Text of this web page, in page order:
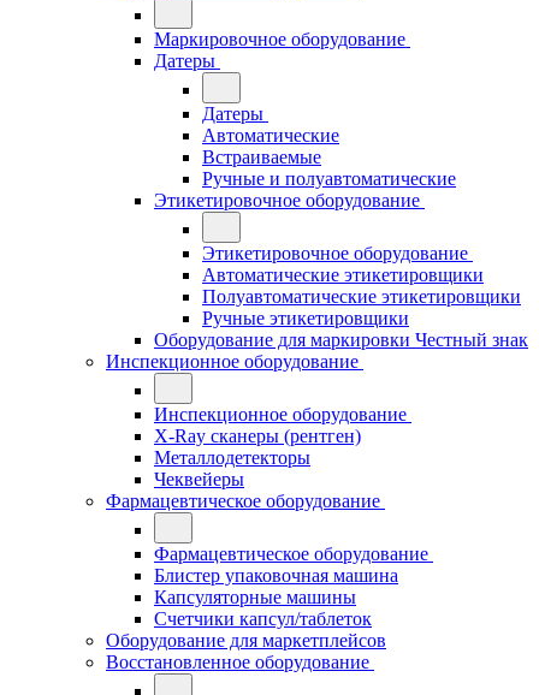
Маркировочное оборудование
Датеры
Датеры
Автоматические
Встраиваемые
Ручные и полуавтоматические
Этикетировочное оборудование
Этикетировочное оборудование
Автоматические этикетировщики
Полуавтоматические этикетировщики
Ручные этикетировщики
Оборудование для маркировки Честный знак
Инспекционное оборудование
Инспекционное оборудование
X-Ray сканеры (рентген)
Металлодетекторы
Чеквейеры
Фармацевтическое оборудование
Фармацевтическое оборудование
Блистер упаковочная машина
Капсуляторные машины
Счетчики капсул/таблеток
Оборудование для маркетплейсов
Восстановленное оборудование